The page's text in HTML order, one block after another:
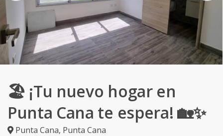
🏖️ ¡Tu nuevo hogar en
Punta Cana te espera! 🏡✨
Punta Cana, Punta Cana